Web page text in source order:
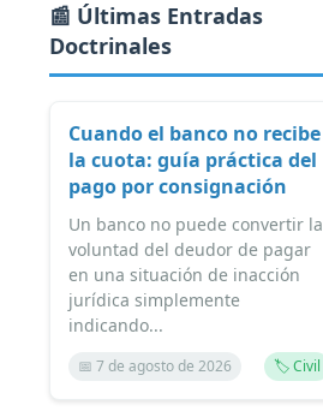
📰 Últimas Entradas
Doctrinales
Cuando el banco no recibe
la cuota: guía práctica del
pago por consignación
Un banco no puede convertir la
voluntad del deudor de pagar
en una situación de inacción
jurídica simplemente
indicando...
📅 7 de agosto de 2026 🏷️ Civil